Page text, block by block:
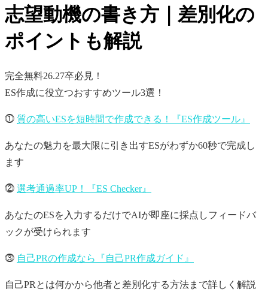
志望動機の書き方｜差別化の
ポイントも解説
完全無料26.27卒必見！
ES作成に役立つおすすめツール3選！
⓵ 質の高いESを短時間で作成できる！『ES作成ツール』
あなたの魅力を最大限に引き出すESがわずか60秒で完成し
ます
⓶ 選考通過率UP！『ES Checker』
あなたのESを入力するだけでAIが即座に採点しフィードバ
ックが受けられます
⓷ 自己PRの作成なら『自己PR作成ガイド』
自己PRとは何かから他者と差別化する方法まで詳しく解説